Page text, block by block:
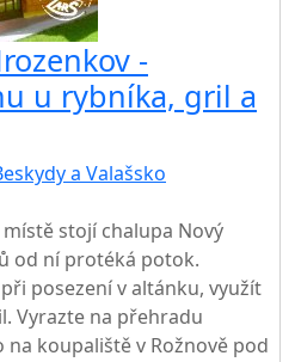
-
u rybníka, gril a
a Valašsko
stojí chalupa Nový
od ní protéká potok.
posezení v altánku, využít
Vyrazte na přehradu
koupaliště v Rožnově pod